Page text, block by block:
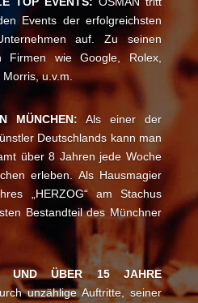
Events der erfolgreichsten
auf. Zu seinen
Firmen wie Google, Rolex,
u.v.m.
MÜNCHEN:Als einer der
Deutschlands kann man
über 8 Jahren jede Woche
erleben. Als Hausmagier
„HERZOG“ am Stachus
Bestandteil des Münchner
UND ÜBER 15 JAHRE
unzählige Auftritte, seiner